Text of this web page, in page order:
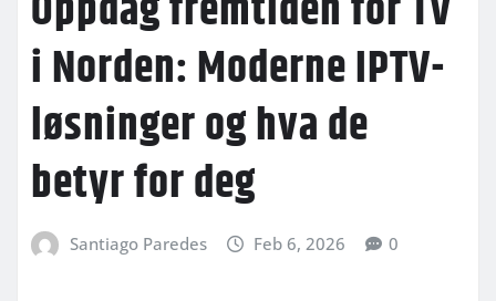
i Norden: Moderne IPTV-
løsninger og hva de
betyr for deg
Santiago Paredes Feb 6, 2026 0